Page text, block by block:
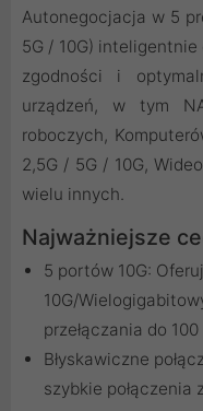
Autonegocjacja w 5
5G / 10G)
zgodności i
urządzeń, w tym
roboczych,
2,5G / 5G / 10G,
wielu innych.
Najważniejsze
5 portów 10G:
10G/
przełączania do 100
Błyskawiczne
szybkie połączenia